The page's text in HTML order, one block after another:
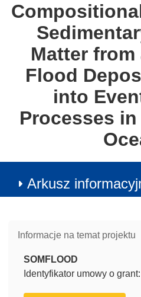
Matter from
Flood
into
Processes
Arkusz
Informacje na temat projektu
SOMFLOOD
Identyfikator umowy o